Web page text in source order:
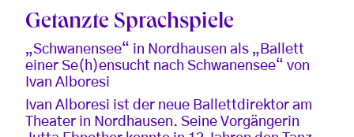
Getanzte Sprachspiele
„Schwanensee“ in Nordhausen als „Ballett
einer Se(h)ensucht nach Schwanensee“ von
Ivan Alboresi
Ivan Alboresi ist der neue Ballettdirektor am
Theater in Nordhausen. Seine Vorgängerin